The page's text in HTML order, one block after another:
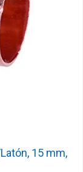
15 mm,